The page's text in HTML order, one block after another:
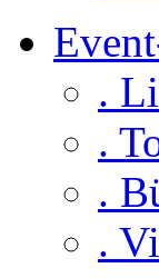
.
.
.
.